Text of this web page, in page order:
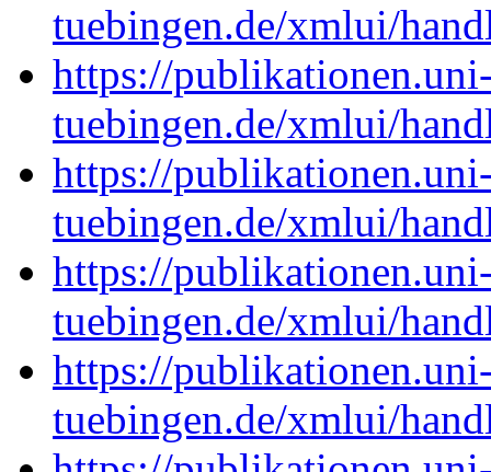
tuebingen.de/xmlui/
https://
tuebingen.de/xmlui/
https://
tuebingen.de/xmlui/
https://
tuebingen.de/xmlui/
https://
tuebingen.de/xmlui/